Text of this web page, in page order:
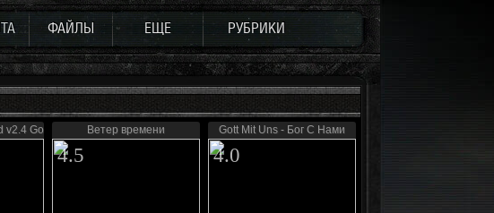
ФАЙЛЫ ЕЩЕ РУБРИКИ
Gold Ветер времени
4.5
Gott Mit Uns - Бог С Нами
4.0